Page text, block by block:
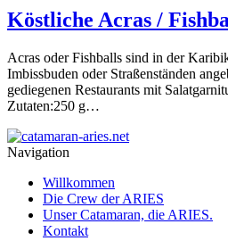
Köstliche Acras /
Acras oder Fishballs sind in der
Imbissbuden oder Straßenständen
gediegenen Restaurants mit
Zutaten:250 g…
Navigation
Willkommen
Die Crew der ARIES
Unser Catamaran, die ARIES.
Kontakt